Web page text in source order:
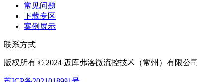
常见问题
下载专区
案例展示
联系方式
版权所有 © 2024 迈库弗洛微流控技术（常州）有限公司